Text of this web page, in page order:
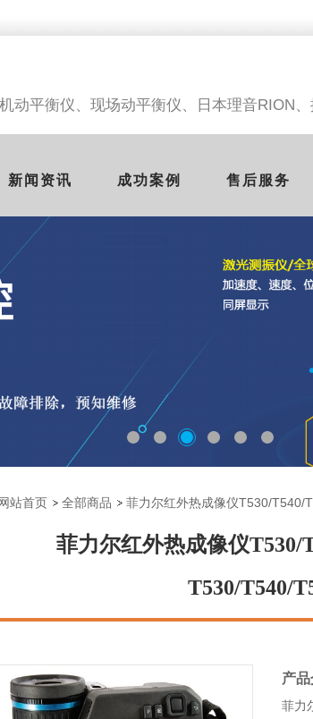
动平衡仪、 现场动平衡仪、日本理音RION
新闻资讯 成功案例 售后服务
站首页 全部商品 菲力尔红外热成像仪T530/T540/
菲力尔红外热成像仪T530/
T530/T540/
产
菲力